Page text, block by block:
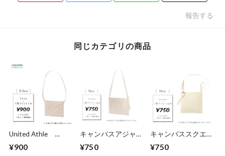
報告する
同じカテゴリの商品
United Athle
1461-01 レギュラ
ーキャンバス サコ
¥900
キャンバスアジャス
トショルダーサコッ
シュ (TR-1080)
¥750
キャンバススクエア
サコッシュ (TR-
1081)
¥750